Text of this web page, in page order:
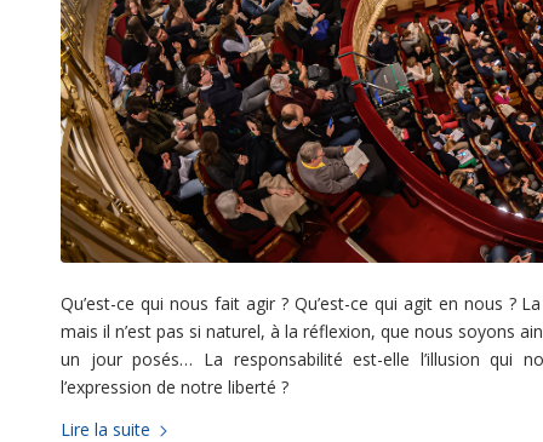
Qu’est-ce qui nous fait agir ? Qu’est-ce qui agit en nous ?
mais il n’est pas si naturel, à la réflexion, que nous soyons
un jour posés… La responsabilité est-elle l’illusion qui
l’expression de notre liberté ?
Lire la suite